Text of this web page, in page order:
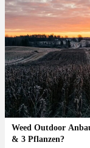
Weed Outdoor
& 3 Pflanzen?